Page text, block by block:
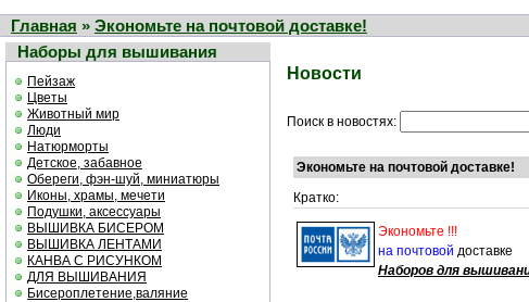
Главная » Экономьте на почтовой доставке!
Наборы для вышивания
Пейзаж
Цветы
Животный мир
Люди
Натюрморты
Детское, забавное
Обереги, фэн-шуй, миниатюры
Иконы, храмы, мечети
Подушки, аксессуары
ВЫШИВКА БИСЕРОМ
ВЫШИВКА ЛЕНТАМИ
КАНВА С РИСУНКОМ
ДЛЯ ВЫШИВАНИЯ
Бисероплетение,валяние
Новости
Поиск в новостях:
Экономьте на почтовой доставке!
Кратко:
Экономьте !!!
на почтовой доставке
Наборов для